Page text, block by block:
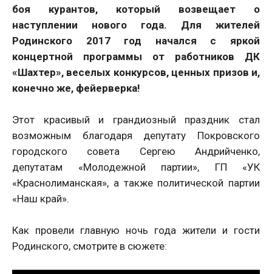
боя курантов, который возвещает о
наступлении нового года. Для жителей
Родинского 2017 год начался с яркой
концертной программы от работников ДК
«Шахтер», веселых конкурсов, ценных призов и,
конечно же, фейерверка!
Этот красивый и грандиозный праздник стал
возможным благодаря депутату Покровского
городского совета Сергею Андрийченко,
депутатам «Молодежной партии», ГП «УК
«Краснолиманская», а также политической партии
«Наш край».
Как провели главную ночь года жители и гости
Родинского, смотрите в сюжете: